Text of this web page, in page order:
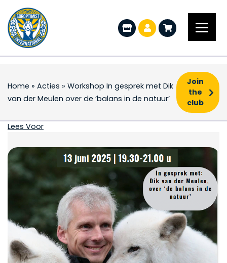
Home » Acties » Workshop In gesprek met Dik
van der Meulen over de ‘balans in de natuur’
Join
the
club
Workshop In gesprek
Lees Voor